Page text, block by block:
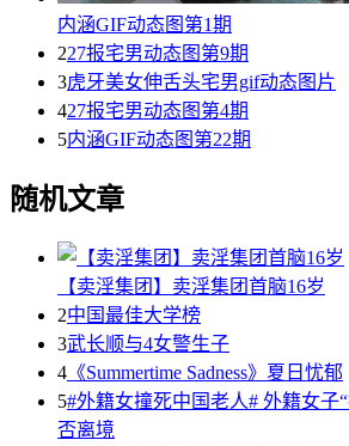
内涵GIF动态图第1期
227报宅男动态图第9期
3虎牙美女伸舌头宅男gif动态图片
427报宅男动态图第4期
5内涵GIF动态图第22期
随机文章
【卖淫集团】卖淫集团首脑16岁
2中国最佳大学榜
3武长顺与4女警生子
4 《Summertime Sadness》夏日忧郁
5#外籍女撞死中国老人# 外籍女子
否离境